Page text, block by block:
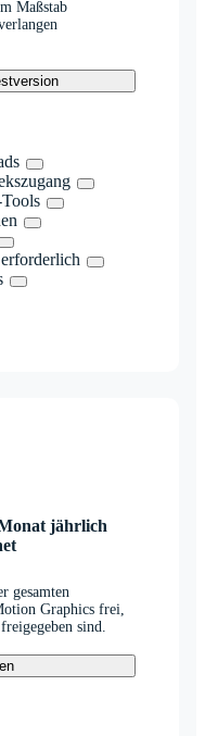
Maßstab
jährlich
gesamten
Graphics frei,
sind.